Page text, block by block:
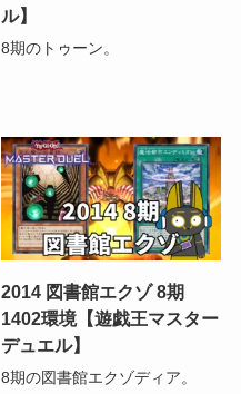
ル】
8期のトゥーン。
2014 図書館エクゾ 8期
1402環境【遊戯王マスター
デュエル】
8期の図書館エクゾディア。